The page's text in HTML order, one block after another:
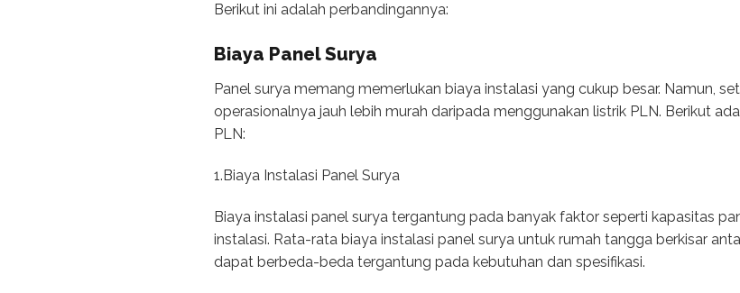
Berikut ini adalah perbandingannya:
Biaya Panel Surya
Panel surya memang memerlukan biaya instalasi yang cukup besar. Namun,
operasionalnya jauh lebih murah daripada menggunakan listrik PLN. Berikut
PLN:
1.Biaya Instalasi Panel Surya
Biaya instalasi panel surya tergantung pada banyak faktor seperti kapasitas
instalasi. Rata-rata biaya instalasi panel surya untuk rumah tangga berkisar
dapat berbeda-beda tergantung pada kebutuhan dan spesifikasi.